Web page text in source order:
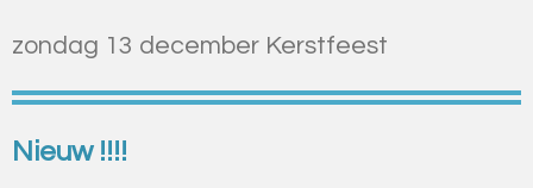
zondag 13 december Kerstfeest
Nieuw !!!!